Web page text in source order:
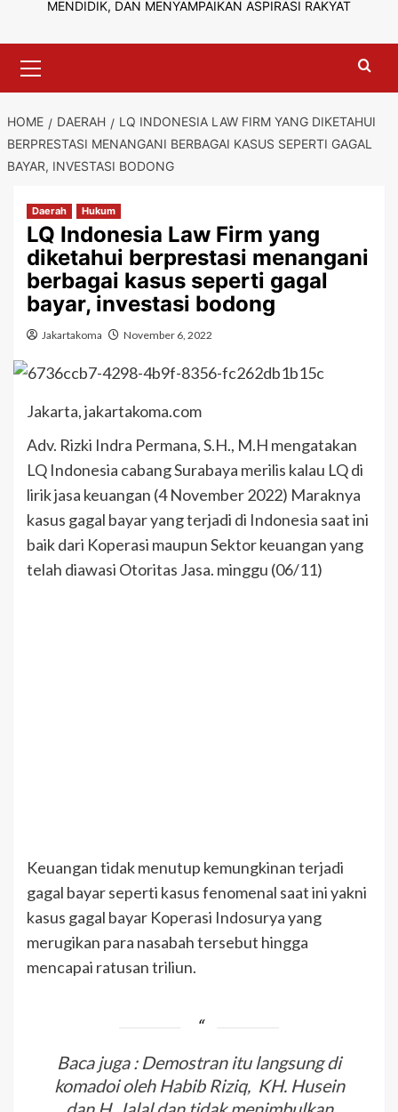
MENDIDIK, DAN MENYAMPAIKAN ASPIRASI RAKYAT
Menu
HOME DAERAH
LQ INDONESIA LAW FIRM YANG DIKETAHUI
BERPRESTASI MENANGANI BERBAGAI KASUS SEPERTI GAGAL
BAYAR, INVESTASI BODONG
Daerah Hukum
LQ Indonesia Law Firm yang
diketahui berprestasi menangani
berbagai kasus seperti gagal
bayar, investasi bodong
Jakartakoma November 6, 2022
Jakarta, jakartakoma.com
Adv. Rizki Indra Permana, S.H., M.H mengatakan
LQ Indonesia cabang Surabaya merilis kalau LQ di
lirik jasa keuangan (4 November 2022) Maraknya
kasus gagal bayar yang terjadi di Indonesia saat ini
baik dari Koperasi maupun Sektor keuangan yang
telah diawasi Otoritas Jasa. minggu (06/11)
Keuangan tidak menutup kemungkinan terjadi
gagal bayar seperti kasus fenomenal saat ini yakni
kasus gagal bayar Koperasi Indosurya yang
merugikan para nasabah tersebut hingga
mencapai ratusan triliun.
Baca juga : Demostran itu langsung di
komadoi oleh Habib Riziq, KH. Husein